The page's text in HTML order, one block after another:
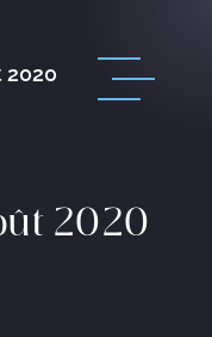
2020
2020